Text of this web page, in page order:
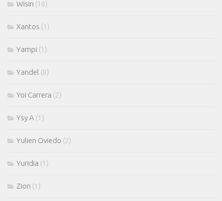
Wisin (16)
Xantos (1)
Yampi (1)
Yandel (8)
Yoi Carrera (2)
Ysy A (1)
Yulien Oviedo (2)
Yuridia (1)
Zion (1)